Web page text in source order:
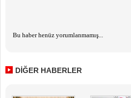
Bu haber henüz yorumlanmamış...
DİĞER HABERLER